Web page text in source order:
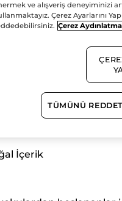
İçerik
ve alışveriş deneyiminizi
Çerez Ayarlarını
Çerez
TÜMÜNÜ REDDET